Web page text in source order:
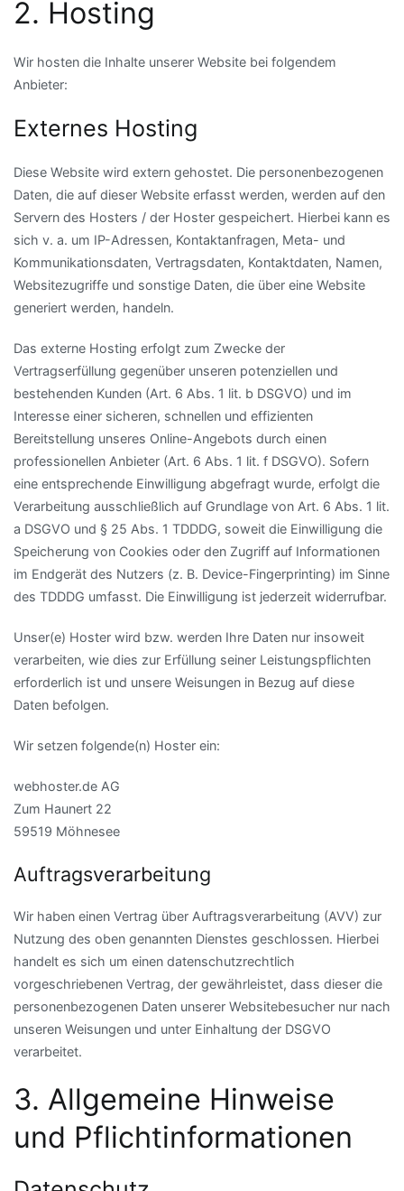
2. Hosting
Wir hosten die Inhalte unserer Website bei folgendem
Anbieter:
Externes Hosting
Diese Website wird extern gehostet. Die personenbezogenen
Daten, die auf dieser Website erfasst werden, werden auf den
Servern des Hosters / der Hoster gespeichert. Hierbei kann es
sich v. a. um IP-Adressen, Kontaktanfragen, Meta- und
Kommunikationsdaten, Vertragsdaten, Kontaktdaten, Namen,
Websitezugriffe und sonstige Daten, die über eine Website
generiert werden, handeln.
Das externe Hosting erfolgt zum Zwecke der
Vertragserfüllung gegenüber unseren potenziellen und
bestehenden Kunden (Art. 6 Abs. 1 lit. b DSGVO) und im
Interesse einer sicheren, schnellen und effizienten
Bereitstellung unseres Online-Angebots durch einen
professionellen Anbieter (Art. 6 Abs. 1 lit. f DSGVO). Sofern
eine entsprechende Einwilligung abgefragt wurde, erfolgt die
Verarbeitung ausschließlich auf Grundlage von Art. 6 Abs. 1 lit.
a DSGVO und § 25 Abs. 1 TDDDG, soweit die Einwilligung die
Speicherung von Cookies oder den Zugriff auf Informationen
im Endgerät des Nutzers (z. B. Device-Fingerprinting) im Sinne
des TDDDG umfasst. Die Einwilligung ist jederzeit widerrufbar.
Unser(e) Hoster wird bzw. werden Ihre Daten nur insoweit
verarbeiten, wie dies zur Erfüllung seiner Leistungspflichten
erforderlich ist und unsere Weisungen in Bezug auf diese
Daten befolgen.
Wir setzen folgende(n) Hoster ein:
webhoster.de AG
Zum Haunert 22
59519 Möhnesee
Auftragsverarbeitung
Wir haben einen Vertrag über Auftragsverarbeitung (AVV) zur
Nutzung des oben genannten Dienstes geschlossen. Hierbei
handelt es sich um einen datenschutzrechtlich
vorgeschriebenen Vertrag, der gewährleistet, dass dieser die
personenbezogenen Daten unserer Websitebesucher nur nach
unseren Weisungen und unter Einhaltung der DSGVO
verarbeitet.
3. Allgemeine Hinweise
und Pflicht­informationen